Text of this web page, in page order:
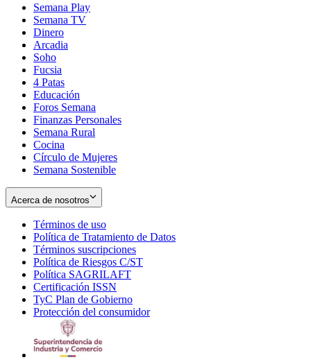
Semana Play
Semana TV
Dinero
Arcadia
Soho
in
new
window
Fucsia
in
new
window
4 Patas
Educación
Foros Semana
Finanzas Personales
Semana Rural
Cocina
Círculo de Mujeres
Semana Sostenible
Acerca de nosotros
Términos de uso
in
new
window
Política de Tratamiento de Datos
Términos suscripciones
in
Política de Riesgos C/ST
Política SAGRILAFT
new
window
Certificación ISSN
in
new
TyC Plan de Gobierno
in
Protección del consumidorOpens